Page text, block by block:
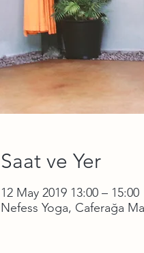
Saat ve Yer
12 May 2019 13:00 – 15:00
Nefess Yoga, Caferağa